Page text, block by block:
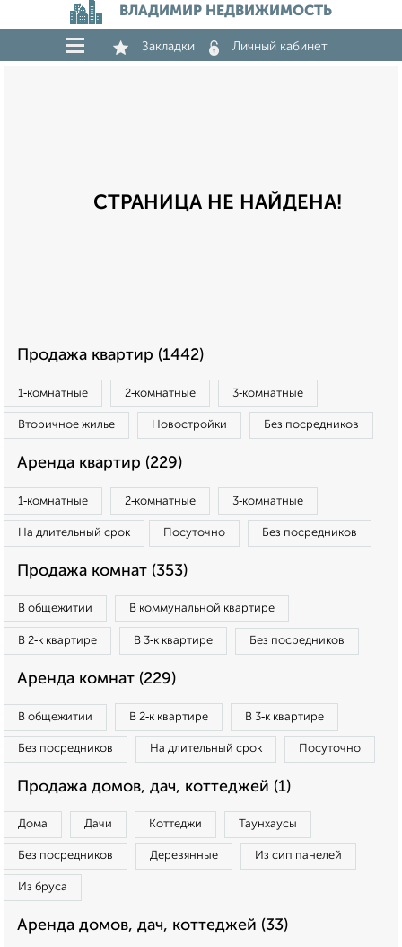
ВЛАДИМИР НЕДВИЖИМОСТЬ
Закладки Личный кабинет
СТРАНИЦА НЕ НАЙДЕНА!
Продажа квартир (1442)
1‑комнатные 2‑комнатные 3‑комнатные
Вторичное жилье Новостройки Без посредников
Аренда квартир (229)
1‑комнатные 2‑комнатные 3‑комнатные
На длительный срок Посуточно Без посредников
Продажа комнат (353)
В общежитии В коммунальной квартире
В 2‑к квартире В 3‑к квартире Без посредников
Аренда комнат (229)
В общежитии В 2‑к квартире В 3‑к квартире
Без посредников На длительный срок Посуточно
Продажа домов, дач, коттеджей (1)
Дома Дачи Коттеджи Таунхаусы
Без посредников Деревянные Из сип панелей
Из бруса
Аренда домов, дач, коттеджей (33)